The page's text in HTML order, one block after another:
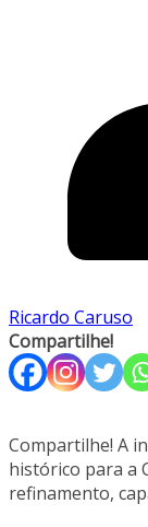
Ricardo Caruso
Compartilhe!
Compartilhe! A
histórico para a
refinamento,